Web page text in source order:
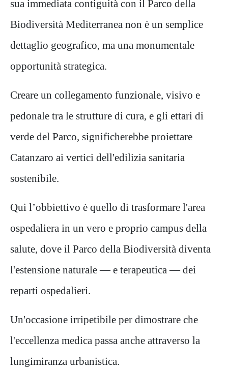
sua immediata contiguità con il Parco della
Biodiversità Mediterranea non è un semplice
dettaglio geografico, ma una monumentale
opportunità strategica.
Creare un collegamento funzionale, visivo e
pedonale tra le strutture di cura, e gli ettari di
verde del Parco, significherebbe proiettare
Catanzaro ai vertici dell'edilizia sanitaria
sostenibile.
Qui l’obbiettivo è quello di trasformare l'area
ospedaliera in un vero e proprio campus della
salute, dove il Parco della Biodiversità diventa
l'estensione naturale — e terapeutica — dei
reparti ospedalieri.
Un'occasione irripetibile per dimostrare che
l'eccellenza medica passa anche attraverso la
lungimiranza urbanistica.